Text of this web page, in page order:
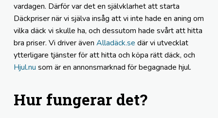
vardagen. Därför var det en självklarhet att starta
Däckpriser när vi själva insåg att vi inte hade en aning om
vilka däck vi skulle ha, och dessutom hade svårt att hitta
bra priser. Vi driver ävenAlladäck.se där vi utvecklat
ytterligare tjänster för att hitta och köpa rätt däck, och
Hjul.nu som är en annonsmarknad för begagnade hjul.
Hur fungerar det?